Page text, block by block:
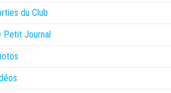
du Club
Petit Journal